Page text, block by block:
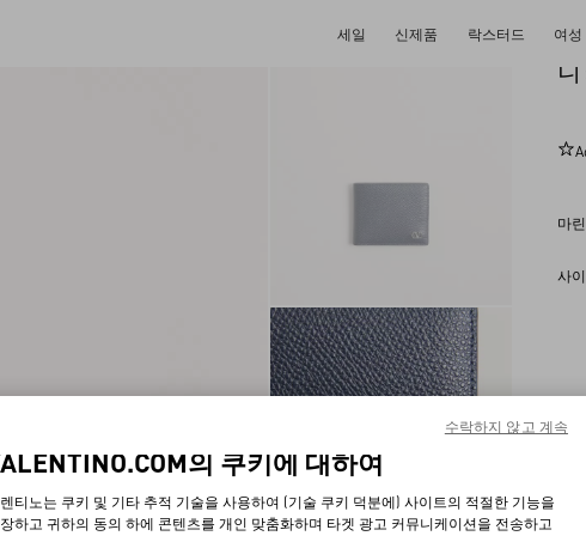
세일 신제품 락스터드 여성
발
마린
사
의 쿠키에 대하여
티노는 쿠키 및 기타 추적 기술을 사용하여 (기술 쿠키 덕분에) 사이트의 적절한 기능을
하고 귀하의 동의 하에 콘텐츠를 개인 맞춤화하며 타겟 광고 커뮤니케이션을 전송하고
수락하지 않고 계속